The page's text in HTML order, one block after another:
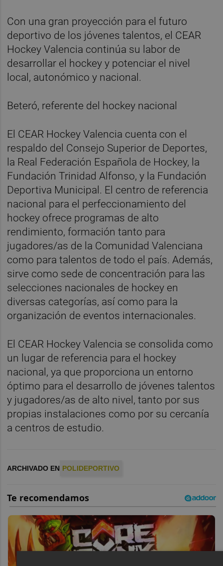
Con una gran proyección para el futuro
deportivo de los jóvenes talentos, el CEAR
Hockey Valencia continúa su labor de
desarrollar el hockey y potenciar el nivel
local, autonómico y nacional.
Beteró, referente del hockey nacional
El CEAR Hockey Valencia cuenta con el
respaldo del Consejo Superior de Deportes,
la Real Federación Española de Hockey, la
Fundación Trinidad Alfonso, y la Fundación
Deportiva Municipal. El centro de referencia
nacional para el perfeccionamiento del
hockey ofrece programas de alto
rendimiento, formación tanto para
jugadores/as de la Comunidad Valenciana
como para talentos de todo el país. Además,
sirve como sede de concentración para las
selecciones nacionales de hockey en
diversas categorías, así como para la
organización de eventos internacionales.
El CEAR Hockey Valencia se consolida como
un lugar de referencia para el hockey
nacional, ya que proporciona un entorno
óptimo para el desarrollo de jóvenes talentos
y jugadores/as de alto nivel, tanto por sus
propias instalaciones como por su cercanía
a centros de estudio.
ARCHIVADO EN POLIDEPORTIVO